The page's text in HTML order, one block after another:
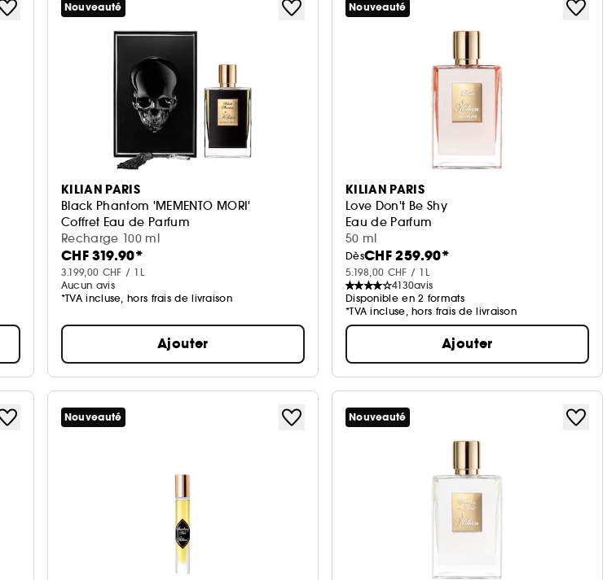
Nouveauté
KILIAN PARIS
Black Phantom 'MEMENTO MORI'
Coffret Eau de Parfum
Recharge 100 ml
CHF 319.90*
3.199,00 CHF / 1L
Aucun avis
*TVA incluse, hors frais de livraison
Ajouter
Nouveauté
KILIAN PARIS
Love Don't Be Shy
Eau de Parfum
50 ml
DèsCHF 259.90*
5.198,00 CHF / 1L
4130avis
Disponible en 2 formats
*TVA incluse, hors frais de livraison
Ajouter
Nouveauté Nouveauté